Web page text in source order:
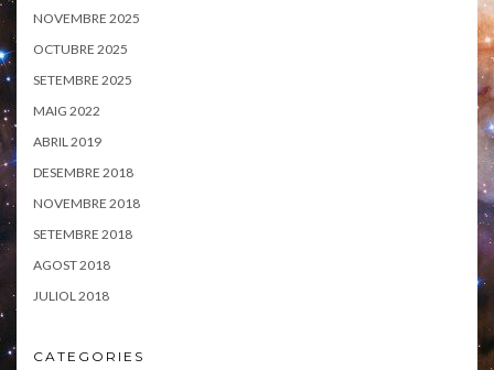
NOVEMBRE 2025
OCTUBRE 2025
SETEMBRE 2025
MAIG 2022
ABRIL 2019
DESEMBRE 2018
NOVEMBRE 2018
SETEMBRE 2018
AGOST 2018
JULIOL 2018
CATEGORIES